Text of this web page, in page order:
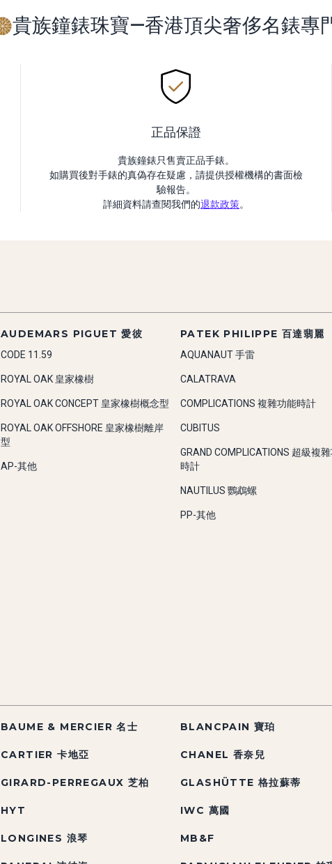
貴族鐘錶珠寶—香港頂尖奢侈名錶專
正品保證
貴族鐘錶只售賣正品手錶。
如購買後對手錶的真偽存在疑慮，請提供授權機構的書面檢
驗報告。
詳細資料請查閱我們的退款政策。
AUDEMARS PIGUET 愛彼
CODE 11.59
ROYAL OAK 皇家橡樹
ROYAL OAK CONCEPT 皇家橡樹概念型
ROYAL OAK OFFSHORE 皇家橡樹離岸
型
AP-其他
PATEK PHILIPPE 百達翡麗
AQUANAUT 手雷
CALATRAVA
COMPLICATIONS 複雜功能時計
CUBITUS
GRAND COMPLICATIONS 超級複
時計
NAUTILUS 鸚鵡螺
PP-其他
BAUME & MERCIER 名士 BLANCPAIN 寶珀
CARTIER 卡地亞 CHANEL 香奈兒
GIRARD-PERREGAUX 芝柏 GLASHÜTTE 格拉蘇蒂
HYT IWC 萬國
LONGINES 浪琴 MB&F